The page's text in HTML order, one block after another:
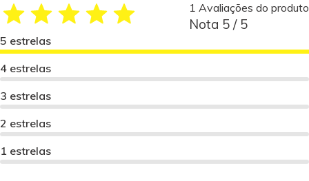
1 Avaliações do produto
Nota 5 / 5
5 estrelas
4 estrelas
3 estrelas
2 estrelas
1 estrelas